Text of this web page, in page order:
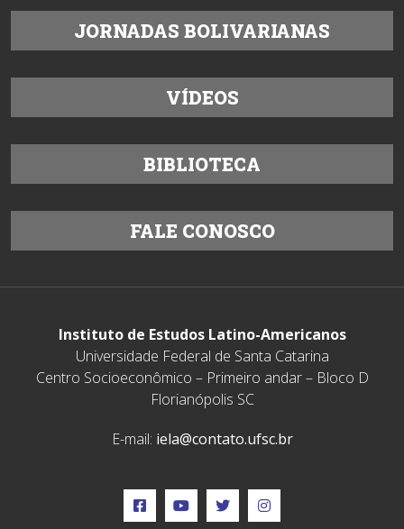
JORNADAS BOLIVARIANAS
VÍDEOS
BIBLIOTECA
FALE CONOSCO
Instituto de Estudos Latino-Americanos
Universidade Federal de Santa Catarina
Centro Socioeconômico – Primeiro andar – Bloco D
Florianópolis SC
E-mail: iela@contato.ufsc.br